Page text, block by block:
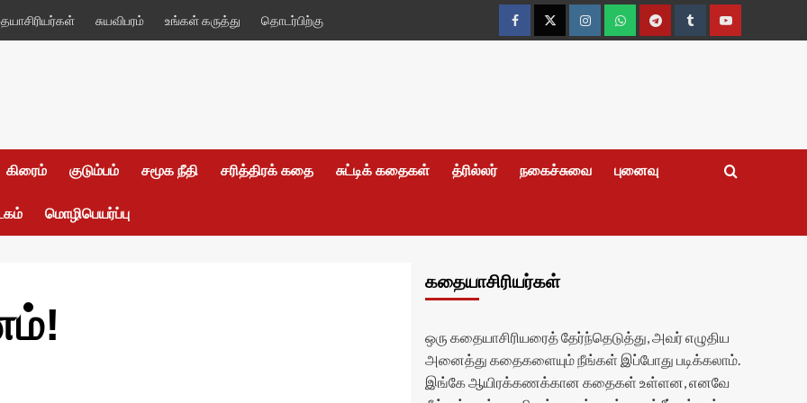
சுயவிபரம் உங்கள் கருத்து தொடர்பிற்கு
FacebookTwitterInstagramWhatsappTelegramTumblrYouTube
கிரைம் குடும்பம் சமூக நீதி சரித்திரக் கதை சுட்டிக் கதைகள் த்ரில்லர் நகைச்சுவை புனைவு
மொழிபெயர்ப்பு
கதையாசிரியர்கள்
ஒரு கதையாசிரியரைத் தேர்ந்தெடுத்து, அவர் எழுதிய
அனைத்து கதைகளையும் நீங்கள் இப்போது படிக்கலாம்.
இங்கே ஆயிரக்கணக்கான கதைகள் உள்ளன, எனவே